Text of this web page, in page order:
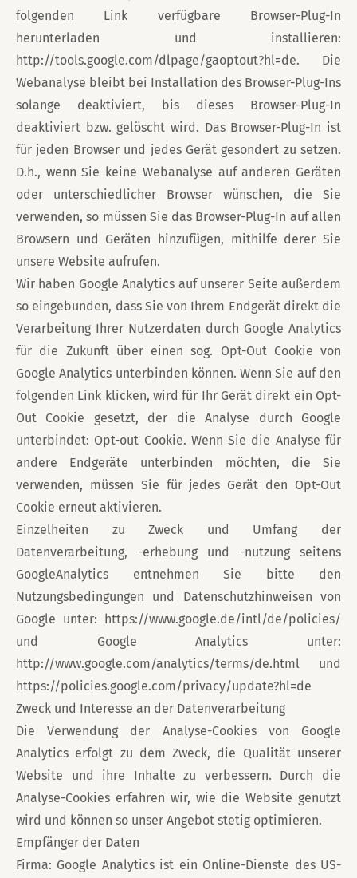
folgenden Link verfügbare Browser-Plug-In
herunterladen und installieren:
http://tools.google.com/dlpage/gaoptout?hl=de. Die
Webanalyse bleibt bei Installation des Browser-Plug-Ins
solange deaktiviert, bis dieses Browser-Plug-In
deaktiviert bzw. gelöscht wird. Das Browser-Plug-In ist
für jeden Browser und jedes Gerät gesondert zu setzen.
D.h., wenn Sie keine Webanalyse auf anderen Geräten
oder unterschiedlicher Browser wünschen, die Sie
verwenden, so müssen Sie das Browser-Plug-In auf allen
Browsern und Geräten hinzufügen, mithilfe derer Sie
unsere Website aufrufen.
Wir haben Google Analytics auf unserer Seite außerdem
so eingebunden, dass Sie von Ihrem Endgerät direkt die
Verarbeitung Ihrer Nutzerdaten durch Google Analytics
für die Zukunft über einen sog. Opt-Out Cookie von
Google Analytics unterbinden können. Wenn Sie auf den
folgenden Link klicken, wird für Ihr Gerät direkt ein Opt-
Out Cookie gesetzt, der die Analyse durch Google
unterbindet: Opt-out Cookie. Wenn Sie die Analyse für
andere Endgeräte unterbinden möchten, die Sie
verwenden, müssen Sie für jedes Gerät den Opt-Out
Cookie erneut aktivieren.
Einzelheiten zu Zweck und Umfang der
Datenverarbeitung, -erhebung und -nutzung seitens
GoogleAnalytics entnehmen Sie bitte den
Nutzungsbedingungen und Datenschutzhinweisen von
Google unter: https://www.google.de/intl/de/policies/
und Google Analytics unter:
http://www.google.com/analytics/terms/de.html und
https://policies.google.com/privacy/update?hl=de
Zweck und Interesse an der Datenverarbeitung
Die Verwendung der Analyse-Cookies von Google
Analytics erfolgt zu dem Zweck, die Qualität unserer
Website und ihre Inhalte zu verbessern. Durch die
Analyse-Cookies erfahren wir, wie die Website genutzt
wird und können so unser Angebot stetig optimieren.
Empfänger der Daten
Firma: Google Analytics ist ein Online-Dienste des US-